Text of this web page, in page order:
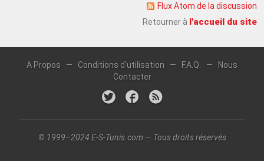
Flux Atom de la discussion
Retourner à l'accueil du site
A Propos — Conditions d'utilisation — F.A.Q. —
Nous
Contacter
© 1999–2024 E-S-Tunis.com — Tous droits réservés